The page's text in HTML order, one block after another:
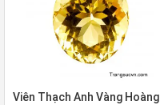
Viên Thạch Anh Vàng Hoàng